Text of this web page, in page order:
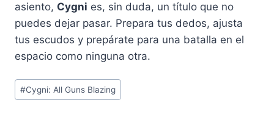
asiento, Cygni es, sin duda, un título que no
puedes dejar pasar. Prepara tus dedos, ajusta
tus escudos y prepárate para una batalla en el
espacio como ninguna otra.
Etiquetas
de
#Cygni: All Guns Blazing